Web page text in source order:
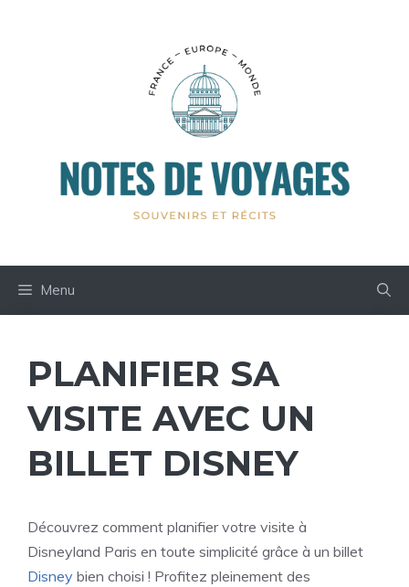
Menu
PLANIFIER SA
VISITE AVEC UN
BILLET DISNEY
Découvrez comment planifier votre visite à
Disneyland Paris en toute simplicité grâce à un billet
Disney bien choisi ! Profitez pleinement des